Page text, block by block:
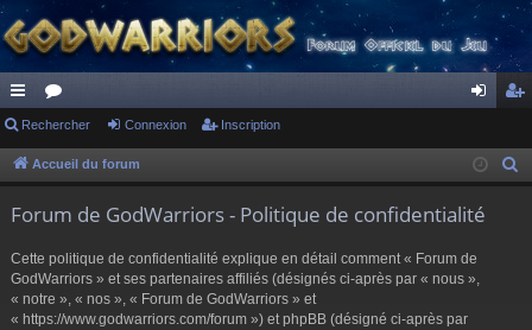
ac
co
s
or
u ne cri
Rechercher Connexion Inscription
Accueil du forum
Forum de GodWarriors - Politique de confidentialité
Cette politique de confidentialité explique en détail comment « Forum de
GodWarriors » et ses partenaires affiliés (désignés ci-après par « nous »,
« notre », « nos », « Forum de GodWarriors » et
« https://www.godwarriors.com/forum ») et phpBB (désigné ci-après par